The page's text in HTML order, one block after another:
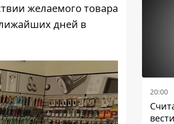
желаемого товара
дней в
20:00